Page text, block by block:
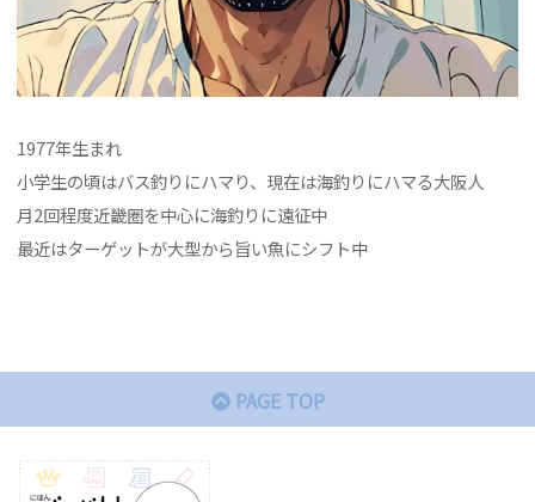
1977年生まれ
小学生の頃はバス釣りにハマり、現在は海釣りにハマる大阪人
月2回程度近畿圏を中心に海釣りに遠征中
最近はターゲットが大型から旨い魚にシフト中
PAGE TOP